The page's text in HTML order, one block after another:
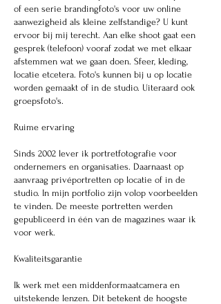
of een serie brandingfoto's voor uw online
aanwezigheid als kleine zelfstandige? U kunt
ervoor bij mij terecht. Aan elke shoot gaat een
gesprek (telefoon) vooraf zodat we met elkaar
afstemmen wat we gaan doen. Sfeer, kleding,
locatie etcetera. Foto's kunnen bij u op locatie
worden gemaakt of in de studio. Uiteraard ook
groepsfoto's.
Ruime ervaring
Sinds 2002 lever ik portretfotografie voor
ondernemers en organisaties. Daarnaast op
aanvraag privéportretten op locatie of in de
studio. In mijn portfolio zijn volop voorbeelden
te vinden. De meeste portretten werden
gepubliceerd in één van de magazines waar ik
voor werk.
Kwaliteitsgarantie
Ik werk met een middenformaatcamera en
uitstekende lenzen. Dit betekent de hoogste